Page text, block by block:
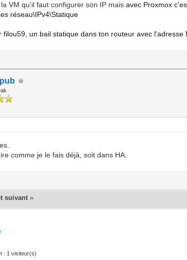
VM qu'il faut configurer son IP maisavec Proxmox
réseau\IPv4\Statique
un bail statique dans ton routeur avec l'adresse
comme je le fais déjà, soit dans HA.
suivant »
: 1 visiteur(s)